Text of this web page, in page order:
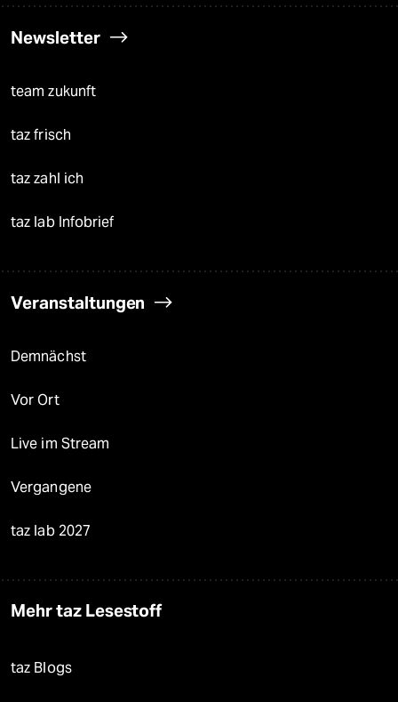
Newsletter
team zukunft
taz frisch
taz zahl ich
taz lab Infobrief
Veranstaltungen
Demnächst
Vor Ort
Live im Stream
Vergangene
taz lab 2027
Mehr taz Lesestoff
taz Blogs